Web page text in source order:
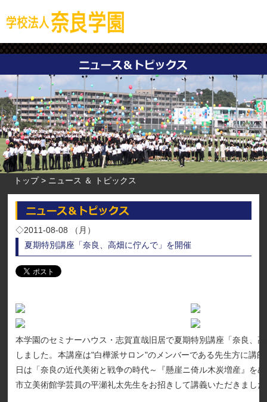
トップ ニュース ＆ トピックス
◇2011-08-08 （月）
夏期特別講座「奈良、高畑に佇んで」を開催
本学園のセミナーハウス・志賀直哉旧居で夏期特別講座「奈良、
しました。本講座は"白樺派サロン"のメンバーである先生方に講
日は「奈良の近代美術と戦争の時代～『懸崖ニ倚ル木炭増産』を
市立美術館学芸員の平瀬礼太先生をお招きして講義いただきまし